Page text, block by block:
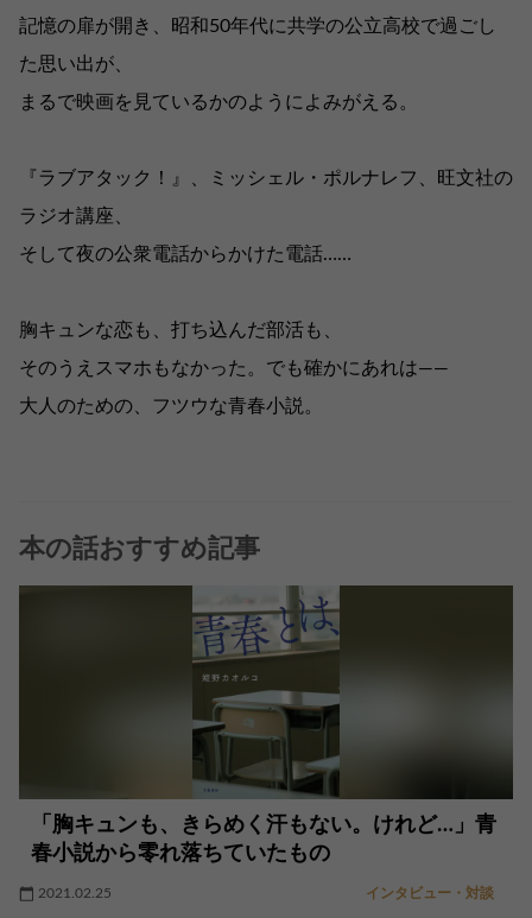
記憶の扉が開き、昭和50年代に共学の公立高校で過ごし
た思い出が、
まるで映画を見ているかのようによみがえる。
『ラブアタック！』、ミッシェル・ポルナレフ、旺文社の
ラジオ講座、
そして夜の公衆電話からかけた電話……
胸キュンな恋も、打ち込んだ部活も、
そのうえスマホもなかった。でも確かにあれは――
大人のための、フツウな青春小説。
本の話おすすめ記事
「胸キュンも、きらめく汗もない。けれど…」青
春小説から零れ落ちていたもの
2021.02.25 インタビュー・対談